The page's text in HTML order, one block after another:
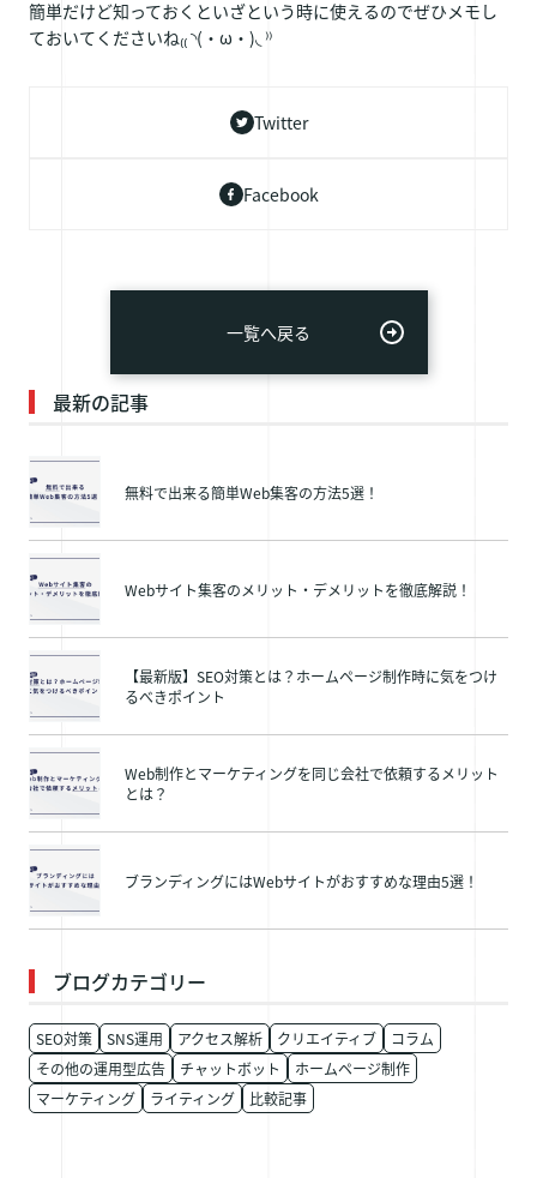
簡単だけど知っておくといざという時に使えるのでぜひメモし
ておいてくださいね₍₍ ◝(・ω・)◟ ⁾⁾
Twitter
Facebook
一覧へ戻る
最新の記事
無料で出来る簡単Web集客の方法5選！
Webサイト集客のメリット・デメリットを徹底解説！
【最新版】SEO対策とは？ホームページ制作時に気をつけ
るべきポイント
Web制作とマーケティングを同じ会社で依頼するメリット
とは？
ブランディングにはWebサイトがおすすめな理由5選！
ブログカテゴリー
SEO対策 SNS運用 アクセス解析 クリエイティブ
コラム
その他の運用型広告
チャットボット
ホームページ制作
マーケティング
ライティング 比較記事